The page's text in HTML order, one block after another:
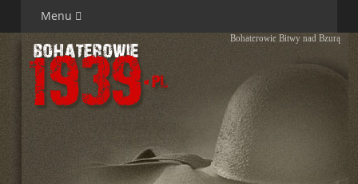
Menu
Bohaterowie Bitwy nad Bzurą